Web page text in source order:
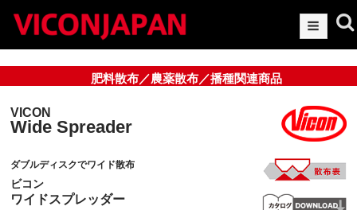
肥料散布／農薬散布／播種関連商品
VICON
Wide Spreader
ダブルディスクでワイド散布
ビコン
ワイドスプレッダー